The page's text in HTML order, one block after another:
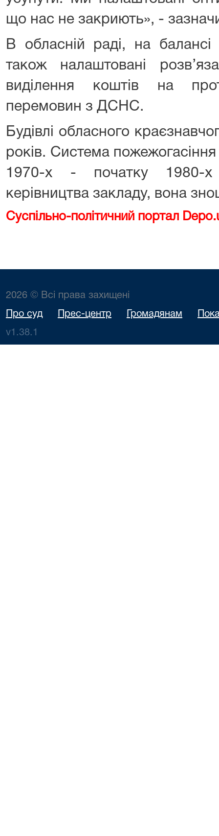
що нас не закриють», -
В обласній раді, на
також налаштовані
виділення коштів на
перемовин з ДСНС.
Будівлі обласного
років. Система пожежогасіння
1970-х - початку 1980-
керівництва закладу, вона
Суспільно-політичний портал
2026 © Всі права захищені
Про суд Прес-центр Громадянам
v1.38.1